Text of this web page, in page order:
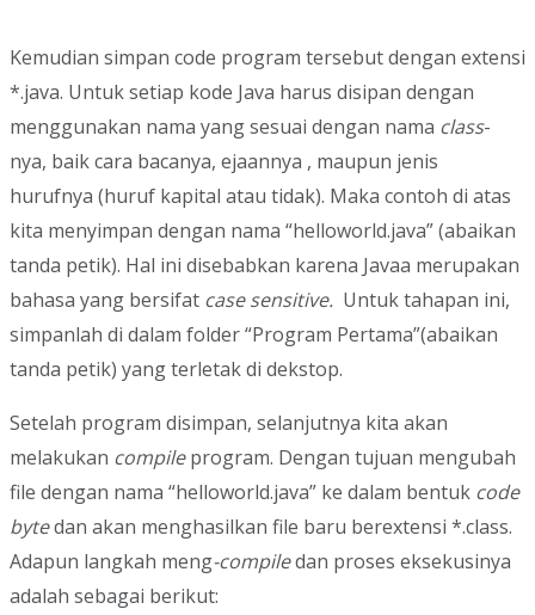
Kemudian simpan code program tersebut dengan extensi
*.java. Untuk setiap kode Java harus disipan dengan
menggunakan nama yang sesuai dengan nama class-
nya, baik cara bacanya, ejaannya , maupun jenis
hurufnya (huruf kapital atau tidak). Maka contoh di atas
kita menyimpan dengan nama “helloworld.java” (abaikan
tanda petik). Hal ini disebabkan karena Javaa merupakan
bahasa yang bersifat case sensitive. Untuk tahapan ini,
simpanlah di dalam folder “Program Pertama”(abaikan
tanda petik) yang terletak di dekstop.
Setelah program disimpan, selanjutnya kita akan
melakukan compileprogram. Dengan tujuan mengubah
file dengan nama “helloworld.java” ke dalam bentuk code
bytedan akan menghasilkan file baru berextensi *.class.
Adapun langkah meng-compiledan proses eksekusinya
adalah sebagai berikut: